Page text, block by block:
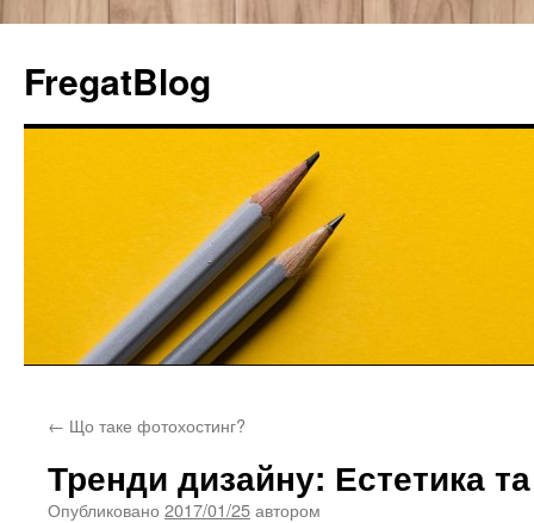
FregatBlog
содержимому
← Що таке фотохостинг?
Тренди дизайну: Естетика та
Опубликовано 2017/01/25автором